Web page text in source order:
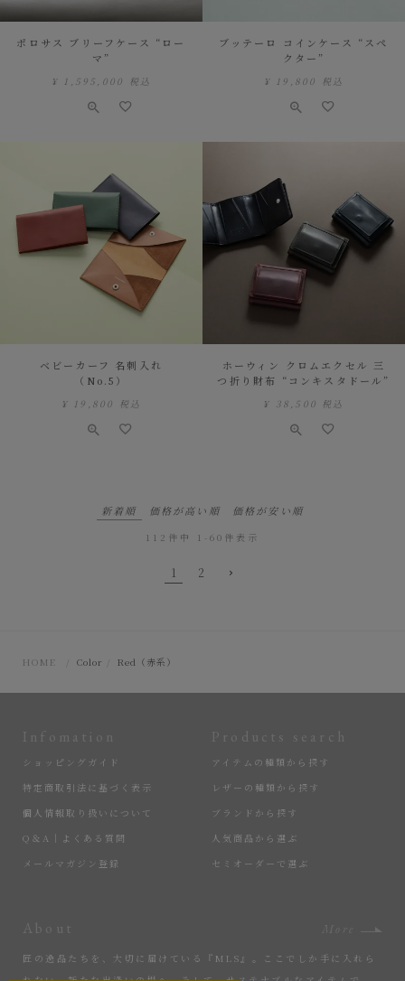
ポロサス ブリーフケース “ロー
マ”
¥ 1,595,000 税込
ブッテーロ コインケース “スペ
クター”
¥ 19,800 税込
ベビーカーフ 名刺入れ
（No.5）
¥ 19,800 税込
ホーウィン クロムエクセル 三
つ折り財布 “コンキスタドール”
¥ 38,500 税込
新着順 価格が高い順 価格が安い順
112 件中 1 60 件表示
1 2
HOME Color Red（赤系）
About More
匠の逸品たちを、大切に届けている『MLS』。ここでしか手に入れら
Infomation
ショッピングガイド
特定商取引法に基づく表示
個人情報取り扱いについて
Q＆A｜よくある質問
メールマガジン登録
Products search
アイテムの種類から探す
レザーの種類から探す
ブランドから探す
人気商品から選ぶ
セミオーダーで選ぶ